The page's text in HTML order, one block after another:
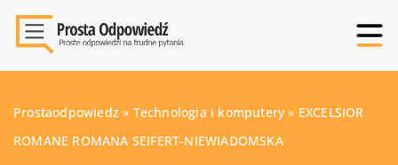
Prostaodpowiedz » Technologia i komputery » EXCELSIOR
ROMANE ROMANA SEIFERT-NIEWIADOMSKA